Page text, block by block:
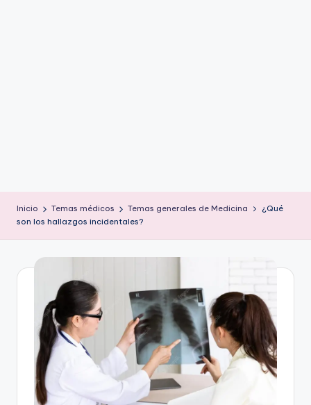
Inicio Temas médicos Temas generales de Medicina
¿Qué
son los hallazgos incidentales?